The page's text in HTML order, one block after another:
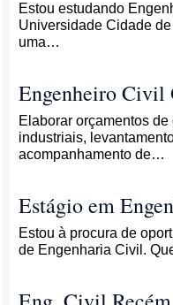
Estou estudando
Universidade Cidade
uma…
Engenheiro Civil
Elaborar orçamentos
industriais,
acompanhamento de…
Estágio em
Estou à procura de
de Engenharia Civil.